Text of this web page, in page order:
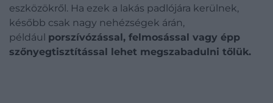
eszközökről. Ha ezek a lakás padlójára kerülnek,
később csak nagy nehézségek árán,
például porszívózással, felmosással vagy épp
szőnyegtisztítással lehet megszabadulni tőlük.